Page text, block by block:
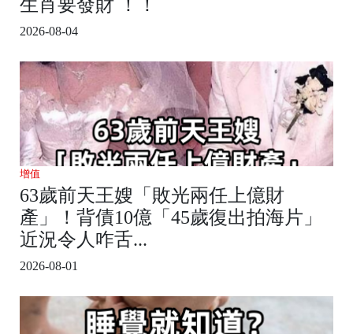
生肖要發財 ！！
2026-08-04
增值
63歲前天王嫂「敗光兩任上億財
產」！背債10億「45歲復出拍海片」
近況令人咋舌...
2026-08-01